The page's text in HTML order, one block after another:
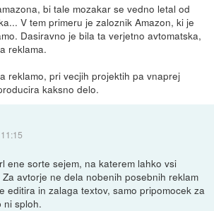
bi tale mozakar se vedno letal od
V tem primeru je zaloznik Amazon, ki je
Dasiravno je bila ta verjetno avtomatska,
reklama.
reklamo, pri vecjih projektih pa vnaprej
kaksno delo.
ene sorte sejem, na katerem lahko vsi
avtorje ne dela nobenih posebnih reklam
editira in zalaga textov, samo pripomocek za
ni sploh.